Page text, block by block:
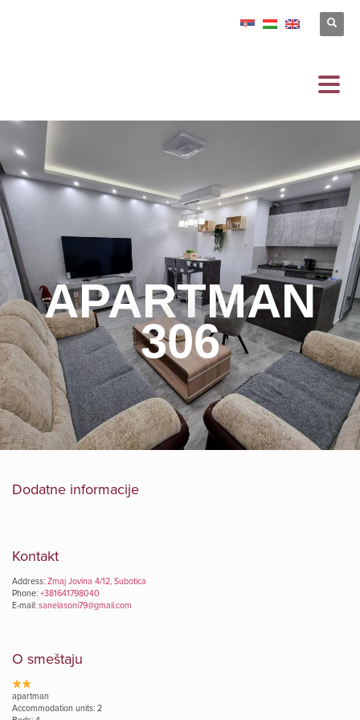
APARTMAN
306
Dodatne informacije
Kontakt
Address: Zmaj Jovina 4/12, Subotica
Phone: +381641798040
E-mail: sanelasoni79@gmail.com
O smeštaju
apartman
Accommodation units: 2